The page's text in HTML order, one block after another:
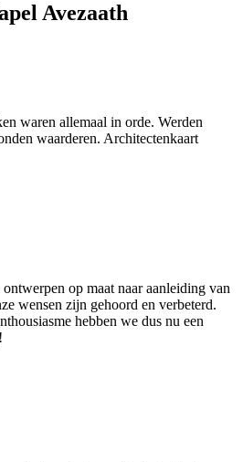
Avezaath
waren allemaal in orde. Werden
waarderen. Architectenkaart
op maat naar aanleiding van
wensen zijn gehoord en verbeterd.
hebben we dus nu een